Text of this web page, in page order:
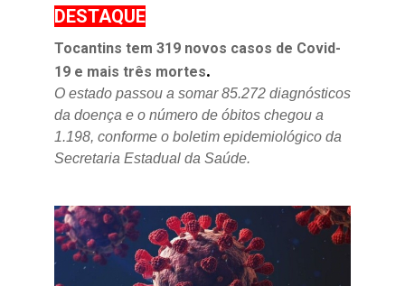
DESTAQUE
Tocantins tem 319 novos casos de Covid-
19 e mais três mortes.
O estado passou a somar 85.272 diagnósticos
da doença e o número de óbitos chegou a
1.198, conforme o boletim epidemiológico da
Secretaria Estadual da Saúde.